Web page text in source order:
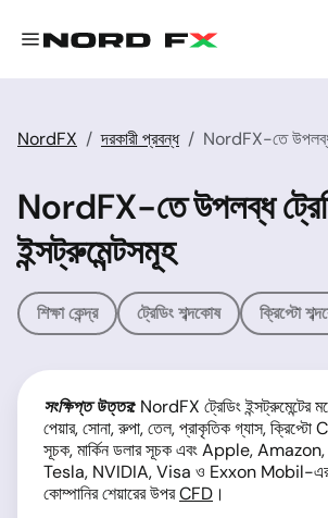
NordFX দরকারী প্রবন্ধ NordFX-তে উপলব্ধ
NordFX-তে উপলব্ধ
ইন্সট্রুমেন্টসমূহ
শিক্ষা কেন্দ্র ট্রেডিং শব্দকোষ ক্রিপ্টো
সংক্ষিপ্ত উত্তর: NordFX ট্রেডিং ইন্সট্রুমেন্টের
পেয়ার, সোনা, রুপা, তেল, প্রাকৃতিক গ্যাস, ক্রিপ্টো
সূচক, মার্কিন ডলার সূচক এবং Apple,
Tesla, NVIDIA, Visa ও Exxon Mobil-এর
কোম্পানির শেয়ারের উপরCFD ।